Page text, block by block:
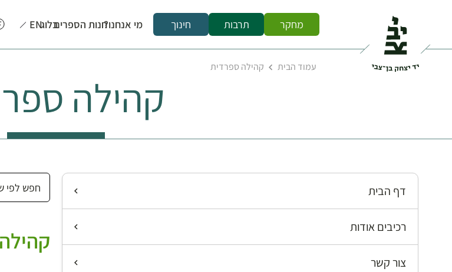
מחקר תרבות חינוך מי אנחנו?חנות הספריםבלוגEN
עמוד הבית קהילה ספרדית
קהילה
דף הבית
רכיבים אודות
צור קשר